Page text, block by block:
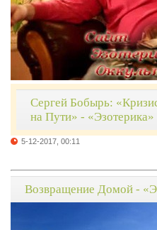
Сергей Бобырь:
на Пути» - «Эзотерика»
5-12-2017, 00:11
Возвращение Домой -